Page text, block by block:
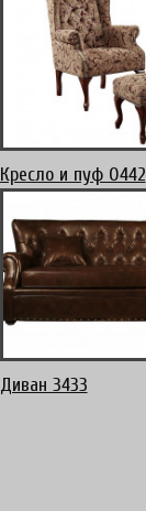
Кресло и пуф 0442
Диван 3433